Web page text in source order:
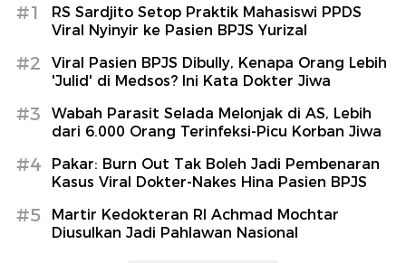
#1
RS Sardjito Setop Praktik Mahasiswi PPDS
Viral Nyinyir ke Pasien BPJS Yurizal
#2
Viral Pasien BPJS Dibully, Kenapa Orang Lebih
'Julid' di Medsos? Ini Kata Dokter Jiwa
#3
Wabah Parasit Selada Melonjak di AS, Lebih
dari 6.000 Orang Terinfeksi-Picu Korban Jiwa
#4
Pakar: Burn Out Tak Boleh Jadi Pembenaran
Kasus Viral Dokter-Nakes Hina Pasien BPJS
#5
Martir Kedokteran RI Achmad Mochtar
Diusulkan Jadi Pahlawan Nasional